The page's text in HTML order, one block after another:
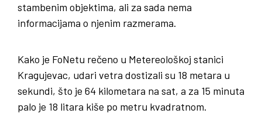
stambenim objektima, ali za sada nema
informacijama o njenim razmerama.
Kako je FoNetu rečeno u Metereološkoj stanici
Kragujevac, udari vetra dostizali su 18 metara u
sekundi, što je 64 kilometara na sat, a za 15 minuta
palo je 18 litara kiše po metru kvadratnom.